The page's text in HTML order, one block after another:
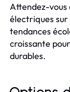
Attendez-vous
électriques sur
tendances
croissante
durables.